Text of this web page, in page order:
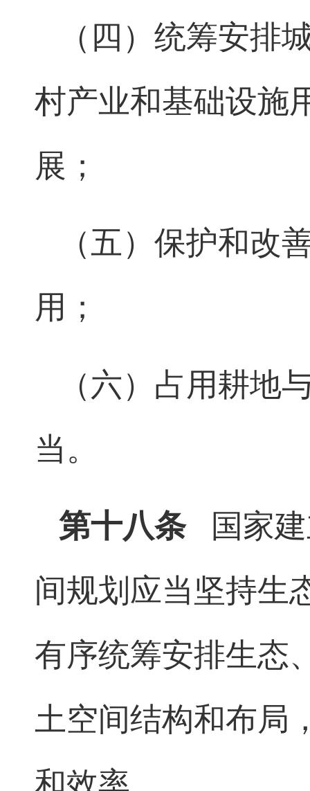
（四）统筹安排
村产业和基础设施
展；
（五）保护和改
用；
（六）占用耕地
当。
第十八条
国家
间规划应当坚持生
有序统筹安排生态
土空间结构和布局
和效率。